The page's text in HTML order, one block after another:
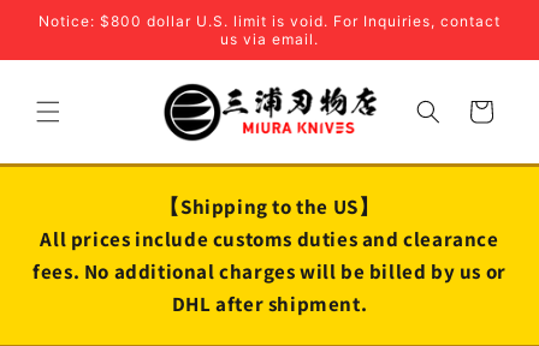
Skip to
Notice: $800 dollar U.S. limit is void. For Inquiries, contact
us via email.
Cart
【Shipping to the US】
All prices include customs duties and clearance
fees. No additional charges will be billed by us or
DHL after shipment.